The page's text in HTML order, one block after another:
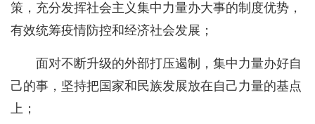
策，充分发挥社会主义集中力量办大事的制度优势，
有效统筹疫情防控和经济社会发展；
面对不断升级的外部打压遏制，集中力量办好自
己的事，坚持把国家和民族发展放在自己力量的基点
上；